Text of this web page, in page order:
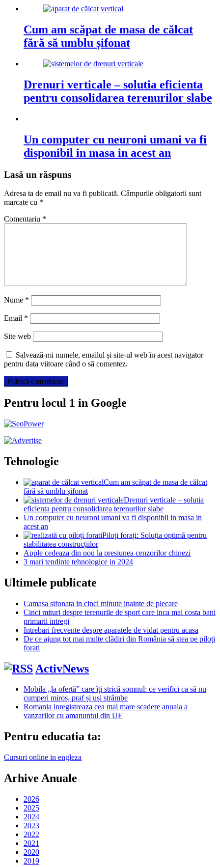
Cum am scăpat de masa de călcat
fără să umblu șifonat
Drenuri verticale – solutia eficienta
pentru consolidarea terenurilor slabe
Un computer cu neuroni umani va fi
disponibil in masa in acest an
Lasă un răspuns
Adresa ta de email nu va fi publicată. Câmpurile obligatorii sunt
marcate cu *
Comentariu *
Nume *
Email *
Site web
Salvează-mi numele, emailul și site-ul web în acest navigator
pentru data viitoare când o să comentez.
Pentru locul 1 in Google
Tehnologie
Cum am scăpat de masa de călcat
fără să umblu șifonat
Drenuri verticale – solutia
eficienta pentru consolidarea terenurilor slabe
Un computer cu neuroni umani va fi disponibil in masa in
acest an
Piloți forați: Soluția optimă pentru
stabilitatea construcțiilor
Apple cedeaza din nou la presiunea cenzorilor chinezi
3 mari tendinte tehnologice in 2024
Ultimele publicate
Camasa sifonata in cinci minute inainte de plecare
Cinci mituri despre terenurile de sport care inca mai costa bani
primarii intregi
Intrebari frecvente despre aparatele de vidat pentru acasa
De ce ajung tot mai multe clădiri din România să stea pe piloți
forați
ActivNews
Mobila „la ofertă” care îți strică somnul: ce verifici ca să nu
cumperi miros, praf și uși strâmbe
Romania inregistreaza cea mai mare scadere anuala a
vanzarilor cu amanuntul din UE
Pentru educatia ta:
Cursuri online in engleza
Arhive Anuale
2026
2025
2024
2023
2022
2021
2020
2019